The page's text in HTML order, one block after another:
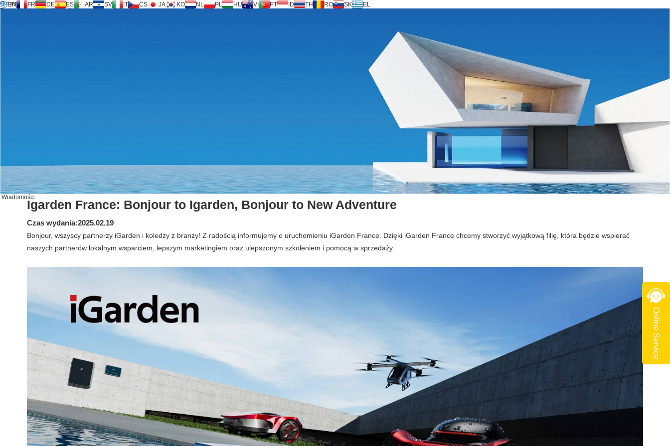
O nas
Technologia Inversilence®
EN FR DE ES AR SV IT CS JA KO NL PL HU VI PT ID TH RO SK EL
Wiadomości
Igarden France: Bonjour to Igarden, Bonjour to New Adventure
Czas wydania:2025.02.19
Bonjour, wszyscy partnerzy iGarden i koledzy z branży! Z radością informujemy o uruchomieniu iGarden France. Dzięki iGarden France chcemy stworzyć wyjątkową filię, która będzie wspierać
naszych partnerów lokalnym wsparciem, lepszym marketingiem oraz ulepszonym szkoleniem i pomocą w sprzedaży.
Online Service